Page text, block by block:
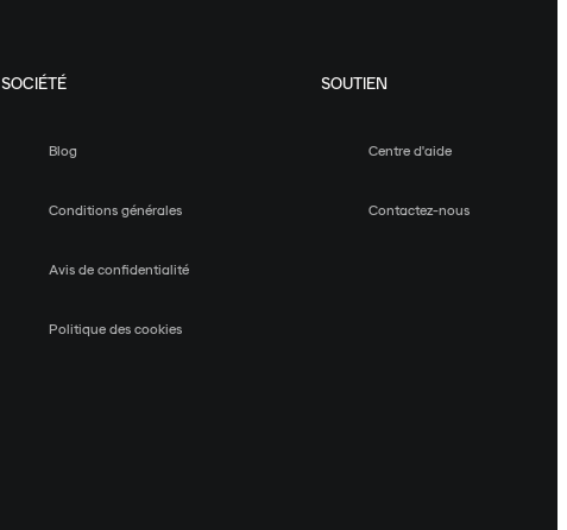
SOCIÉTÉ
Blog
Conditions générales
Avis de confidentialité
Politique des cookies
SOUTIEN
Centre d'aide
Contactez-nous